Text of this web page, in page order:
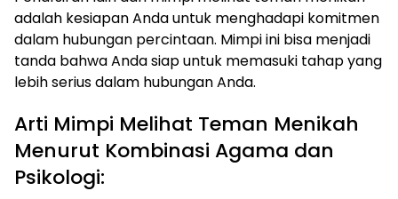
adalah kesiapan Anda untuk menghadapi komitmen
dalam hubungan percintaan. Mimpi ini bisa menjadi
tanda bahwa Anda siap untuk memasuki tahap yang
lebih serius dalam hubungan Anda.
Arti Mimpi Melihat Teman Menikah
Menurut Kombinasi Agama dan
Psikologi: